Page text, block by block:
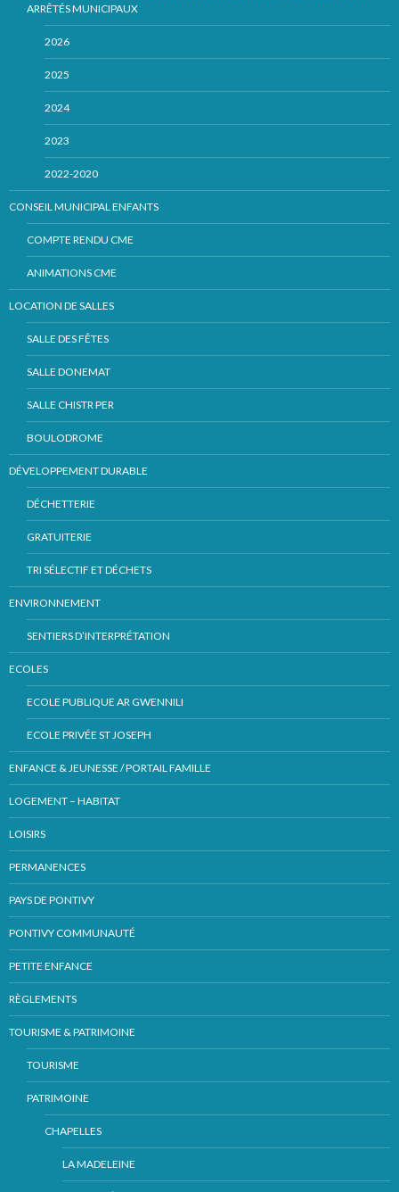
ARRÊTÉS MUNICIPAUX
2026
2025
2024
2023
2022-2020
CONSEIL MUNICIPAL ENFANTS
COMPTE RENDU CME
ANIMATIONS CME
LOCATION DE SALLES
SALLE DES FÊTES
SALLE DONEMAT
SALLE CHISTR PER
BOULODROME
DÉVELOPPEMENT DURABLE
DÉCHETTERIE
GRATUITERIE
TRI SÉLECTIF ET DÉCHETS
ENVIRONNEMENT
SENTIERS D’INTERPRÉTATION
ECOLES
ECOLE PUBLIQUE AR GWENNILI
ECOLE PRIVÉE ST JOSEPH
ENFANCE & JEUNESSE / PORTAIL FAMILLE
LOGEMENT – HABITAT
LOISIRS
PERMANENCES
PAYS DE PONTIVY
PONTIVY COMMUNAUTÉ
PETITE ENFANCE
RÈGLEMENTS
TOURISME & PATRIMOINE
TOURISME
PATRIMOINE
CHAPELLES
LA MADELEINE